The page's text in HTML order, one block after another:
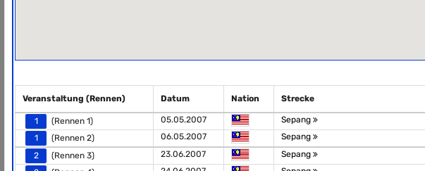
Veranstaltung (Rennen) Datum Nation Strecke
1 (Rennen 1) 05.05.2007 Sepang
1
(Rennen 2) 06.05.2007 Sepang
2
(Rennen 3) 23.06.2007 Sepang